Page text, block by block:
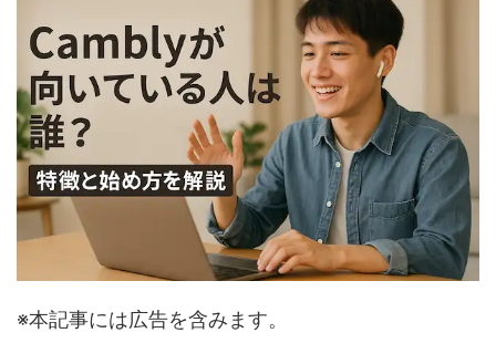
※本記事には広告を含みます。